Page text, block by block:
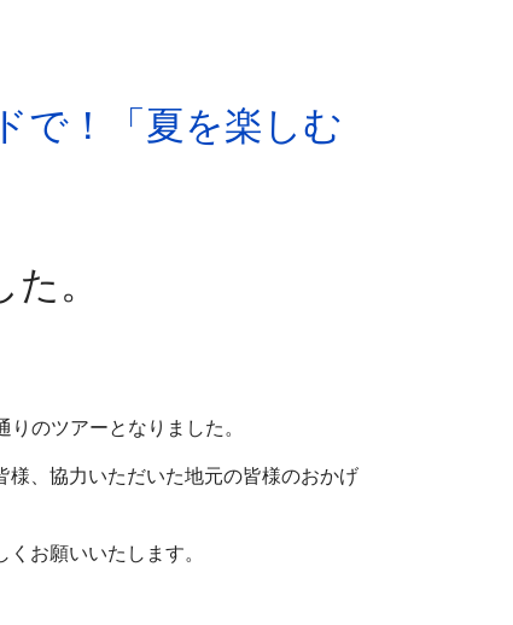
で！「夏を楽しむ
。
のツアーとなりました。
、協力いただいた地元の皆様のおかげ
お願いいたします。